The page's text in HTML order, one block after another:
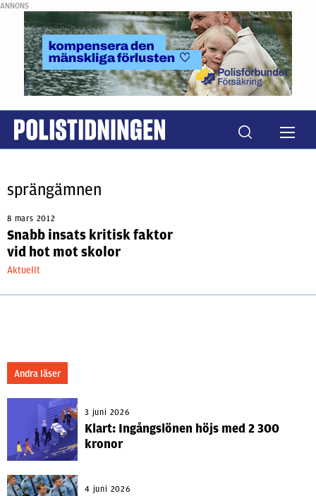
ANNONS
sprängämnen
8 mars 2012
Snabb insats kritisk faktor
vid hot mot skolor
Aktuellt
Andra läser
3 juni 2026
Klart: Ingångslönen höjs med 2 300
kronor
4 juni 2026